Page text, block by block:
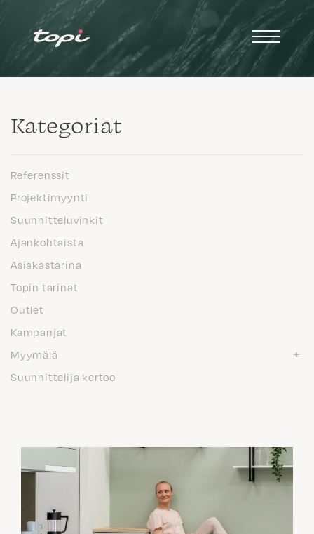
Kategoriat
Referenssit
Projektimyynti
Suunnitteluvinkit
Ajankohtaista
Asiakastarina
Topin tarinat
Outlet
Kampanjat
Myymälä
Suunnittelija kertoo